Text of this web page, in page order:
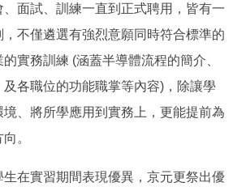
面試、訓練一直到正式聘用，皆有一
不僅遴選有強烈意願同時符合標準的
實務訓練 (涵蓋半導體流程的簡介、
各職位的功能職掌等內容)，除讓學
、將所學應用到實務上，更能提前為
。
生在實習期間表現優異，京元更祭出優